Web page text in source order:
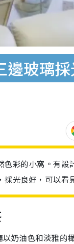
玻璃
彩的小窩。有
光良好，可以看
奶油色和淡雅的